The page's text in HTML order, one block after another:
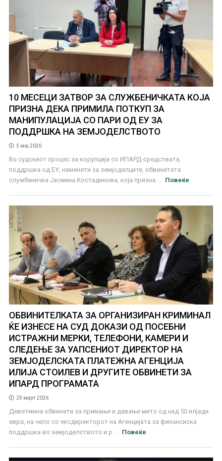
10 МЕСЕЦИ ЗАТВОР ЗА СЛУЖБЕНИЧКАТА КОЈА
ПРИЗНА ДЕКА ПРИМИЛА ПОТКУП ЗА
МАНИПУЛАЦИЈА СО ПАРИ ОД ЕУ ЗА
ПОДДРШКА НА ЗЕМЈОДЕЛСТВОТО
5 мај 2026
Во судскиот процес за корупција со ИПАРД-средствата,
поддршка од ЕУ, наменети за земјоделците, обвинетата
службеничка Јасмина Костадинова, која призна ...
Повеќе
ОБВИНИТЕЛКАТА ЗА ОРГАНИЗИРАН КРИМИНАЛ
ЌЕ ИЗНЕСЕ НА СУД ДОКАЗИ ОД ПОСЕБНИ
ИСТРАЖНИ МЕРКИ, ТЕЛЕФОНИ, КАМЕРИ И
СЛЕДЕЊЕ ЗА УАПСЕНИОТ ДИРЕКТОР НА
ЗЕМЈОДЕЛСКAТА ПЛАТЕЖНА АГЕНЦИЈА
ИЛИЈА СТОИЛЕВ И ДРУГИТЕ OБВИНЕТИ ЗА
ИПАРД ПРОГРАМАТА
25 март 2026
Деветмина обвинети за примање и давање мито од над 50 илјади
евра, на чело со ексдиректорот на Агенцијата за финансиска
поддршка во земјоделството и р ...
Повеќе